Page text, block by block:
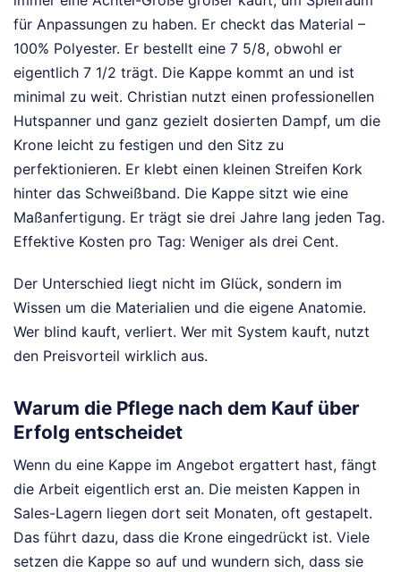
für Anpassungen zu haben. Er checkt das Material –
100% Polyester. Er bestellt eine 7 5/8, obwohl er
eigentlich 7 1/2 trägt. Die Kappe kommt an und ist
minimal zu weit. Christian nutzt einen professionellen
Hutspanner und ganz gezielt dosierten Dampf, um die
Krone leicht zu festigen und den Sitz zu
perfektionieren. Er klebt einen kleinen Streifen Kork
hinter das Schweißband. Die Kappe sitzt wie eine
Maßanfertigung. Er trägt sie drei Jahre lang jeden Tag.
Effektive Kosten pro Tag: Weniger als drei Cent.
Der Unterschied liegt nicht im Glück, sondern im
Wissen um die Materialien und die eigene Anatomie.
Wer blind kauft, verliert. Wer mit System kauft, nutzt
den Preisvorteil wirklich aus.
Warum die Pflege nach dem Kauf über
Erfolg entscheidet
Wenn du eine Kappe im Angebot ergattert hast, fängt
die Arbeit eigentlich erst an. Die meisten Kappen in
Sales-Lagern liegen dort seit Monaten, oft gestapelt.
Das führt dazu, dass die Krone eingedrückt ist. Viele
setzen die Kappe so auf und wundern sich, dass sie